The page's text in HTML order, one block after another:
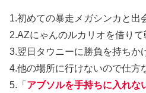
1.初めての暴走メガシンカと出
2.AZにゃんのルカリオを借りて
3.翌日タウニーに勝負を持ちか
4.他の場所に行けないので仕方
5.「 アブソルを手持ちに入れな